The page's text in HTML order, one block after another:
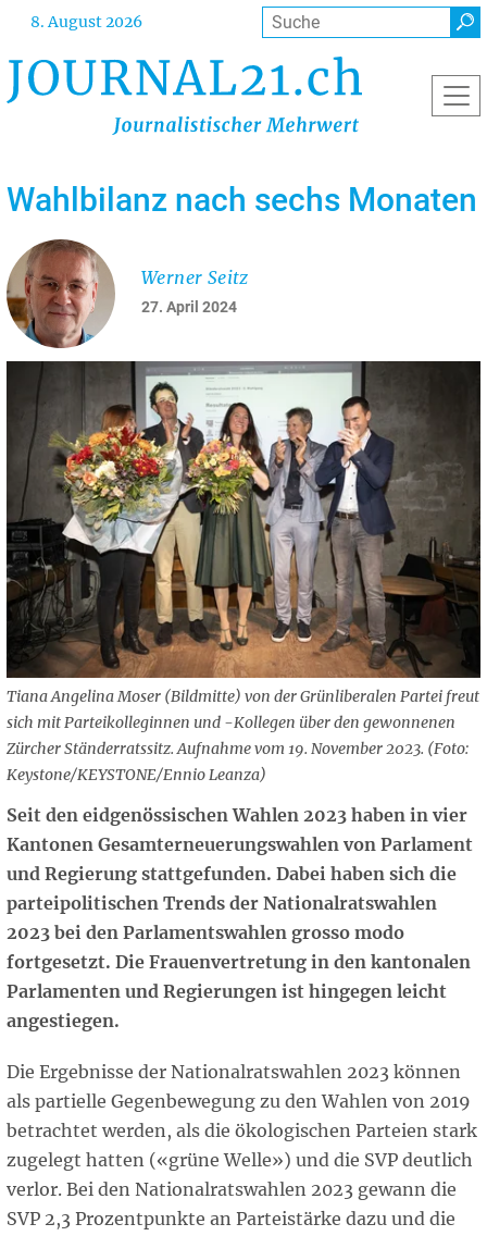
Direkt
Inhalt
8. August 2026 Suche
Wahlbilanz nach sechs Monaten
27. April 2024
Werner Seitz
Tiana Angelina Moser (Bildmitte) von der Grünliberalen Partei freut
sich mit Parteikolleginnen und -Kollegen über den gewonnenen
Zürcher Ständerratssitz. Aufnahme vom 19. November 2023. (Foto:
Keystone/KEYSTONE/Ennio Leanza)
Seit den eidgenössischen Wahlen 2023 haben in vier
Kantonen Gesamterneuerungswahlen von Parlament
und Regierung stattgefunden. Dabei haben sich die
parteipolitischen Trends der Nationalratswahlen
2023 bei den Parlamentswahlen grosso modo
fortgesetzt. Die Frauenvertretung in den kantonalen
Parlamenten und Regierungen ist hingegen leicht
angestiegen.
Die Ergebnisse der Nationalratswahlen 2023 können
als partielle Gegenbewegung zu den Wahlen von 2019
betrachtet werden, als die ökologischen Parteien stark
zugelegt hatten («grüne Welle») und die SVP deutlich
verlor. Bei den Nationalratswahlen 2023 gewann die
SVP 2,3 Prozentpunkte an Parteistärke dazu und die